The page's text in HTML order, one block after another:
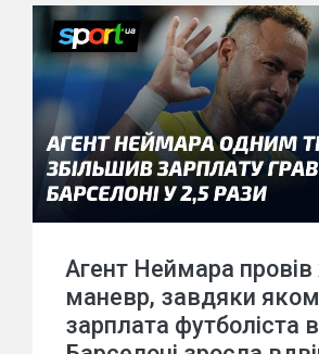
Агент Неймара провів
маневр, завдяки
зарплата футболіста в